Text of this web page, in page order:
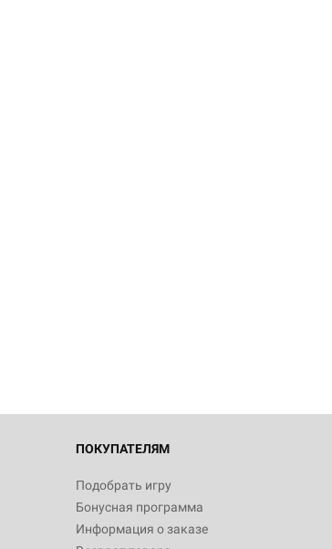
ПОКУПАТЕЛЯМ
Подобрать игру
Бонусная программа
Информация о заказе